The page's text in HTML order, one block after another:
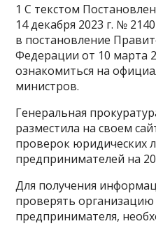
1 С текстом
14 декабря 2023 г. №
в постановление
Федерации от 10 марта
ознакомиться на
министров.
Генеральная
разместила на своем
проверок юридических
предпринимателей на
Для получения
проверять
предпринимателя,